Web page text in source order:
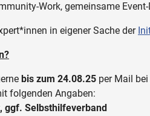
Work, gemeinsame
in eigener Sache der
bis zum 24.08.25 per Mail bei
folgenden Angaben:
ggf. Selbsthilfeverband